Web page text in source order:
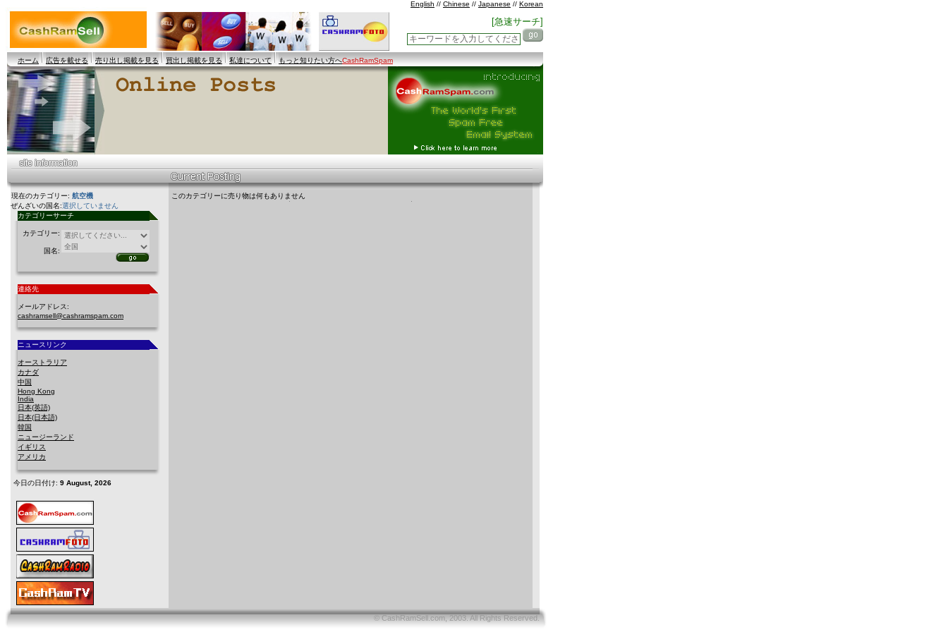
English // Chinese // Japanese // Korean
[急速サーチ]
ホーム 広告を載せる 売り出し掲載を見る 買出し掲載を見る 私達について もっと知りたい方へCashRamSpam
現在のカテゴリー: 航空機
ぜんざいの国名:選択していません
カテゴリーサーチ
カテゴリー:
国名:
連絡先
メールアドレス:
cashramsell@cashramspam.com
ニュースリンク
オーストラリア
カナダ
中国
Hong Kong
India
日本(英語)
日本(日本語)
韓国
ニュージーランド
イギリス
アメリカ
今日の日付け: 9 August, 2026
このカテゴリーに売り物は何もありません
© CashRamSell.com, 2003. All Rights Reserved.